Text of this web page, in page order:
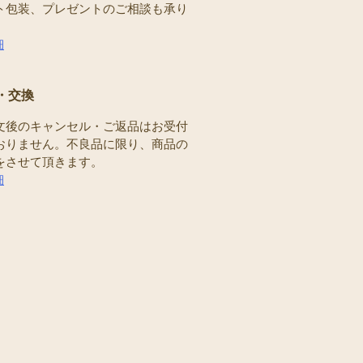
包装、プレゼントのご相談も承り
交換
後のキャンセル・ご返品はお受付
りません。不良品に限り、商品の
させて頂きます。